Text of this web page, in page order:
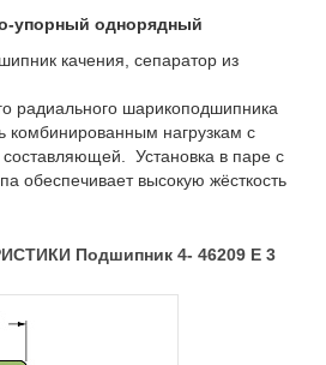
упорный однорядный
качения, сепаратор из
радиального шарикоподшипника
комбинированным нагрузкам с
Установка в паре с
обеспечивает высокую жёсткость
Подшипник 4- 46209 Е 3